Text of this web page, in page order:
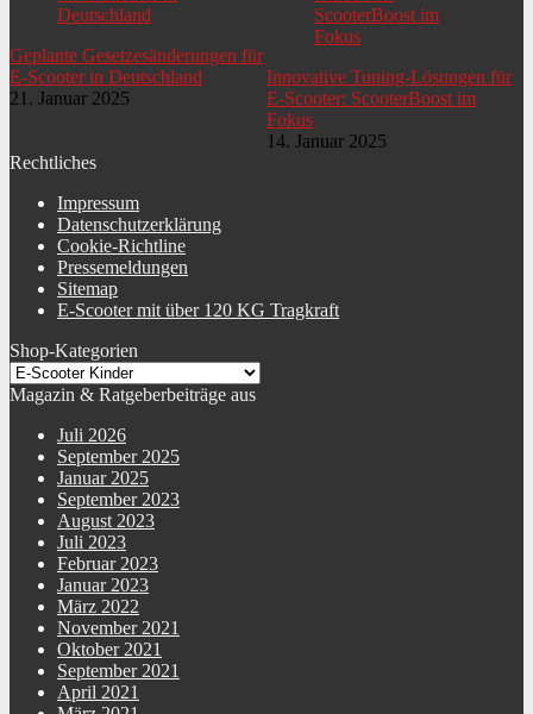
Geplante Gesetzesänderungen für
E-Scooter in Deutschland
21. Januar 2025
Innovative Tuning-Lösungen für
E-Scooter: ScooterBoost im
Fokus
14. Januar 2025
Rechtliches
Impressum
Datenschutzerklärung
Cookie-Richtline
Pressemeldungen
Sitemap
E-Scooter mit über 120 KG Tragkraft
Shop-Kategorien
Magazin & Ratgeberbeiträge aus
Juli 2026
September 2025
Januar 2025
September 2023
August 2023
Juli 2023
Februar 2023
Januar 2023
März 2022
November 2021
Oktober 2021
September 2021
April 2021